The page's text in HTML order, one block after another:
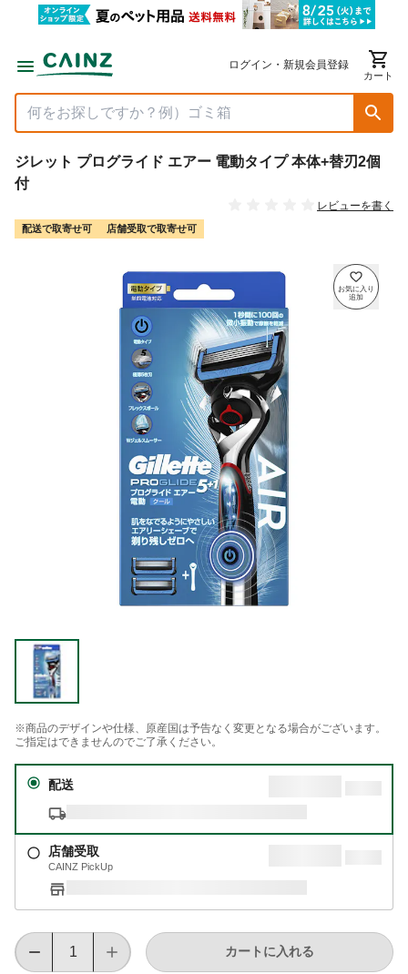
ログイン・新規会員登録
カート
ジレット プログライド エアー 電動タイプ 本体+替刃2個
付
レビューを書く
配送で取寄せ可 店舗受取で取寄せ可
※商品のデザインや仕様、原産国は予告なく変更となる場合がございます。
ご指定はできませんのでご了承ください。
配送
店舗受取
CAINZ PickUp
カートに入れる